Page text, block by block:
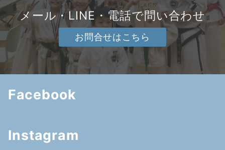
メール・LINE・電話で問い合わせ
お問合せはこちら
Facebook
Instagram